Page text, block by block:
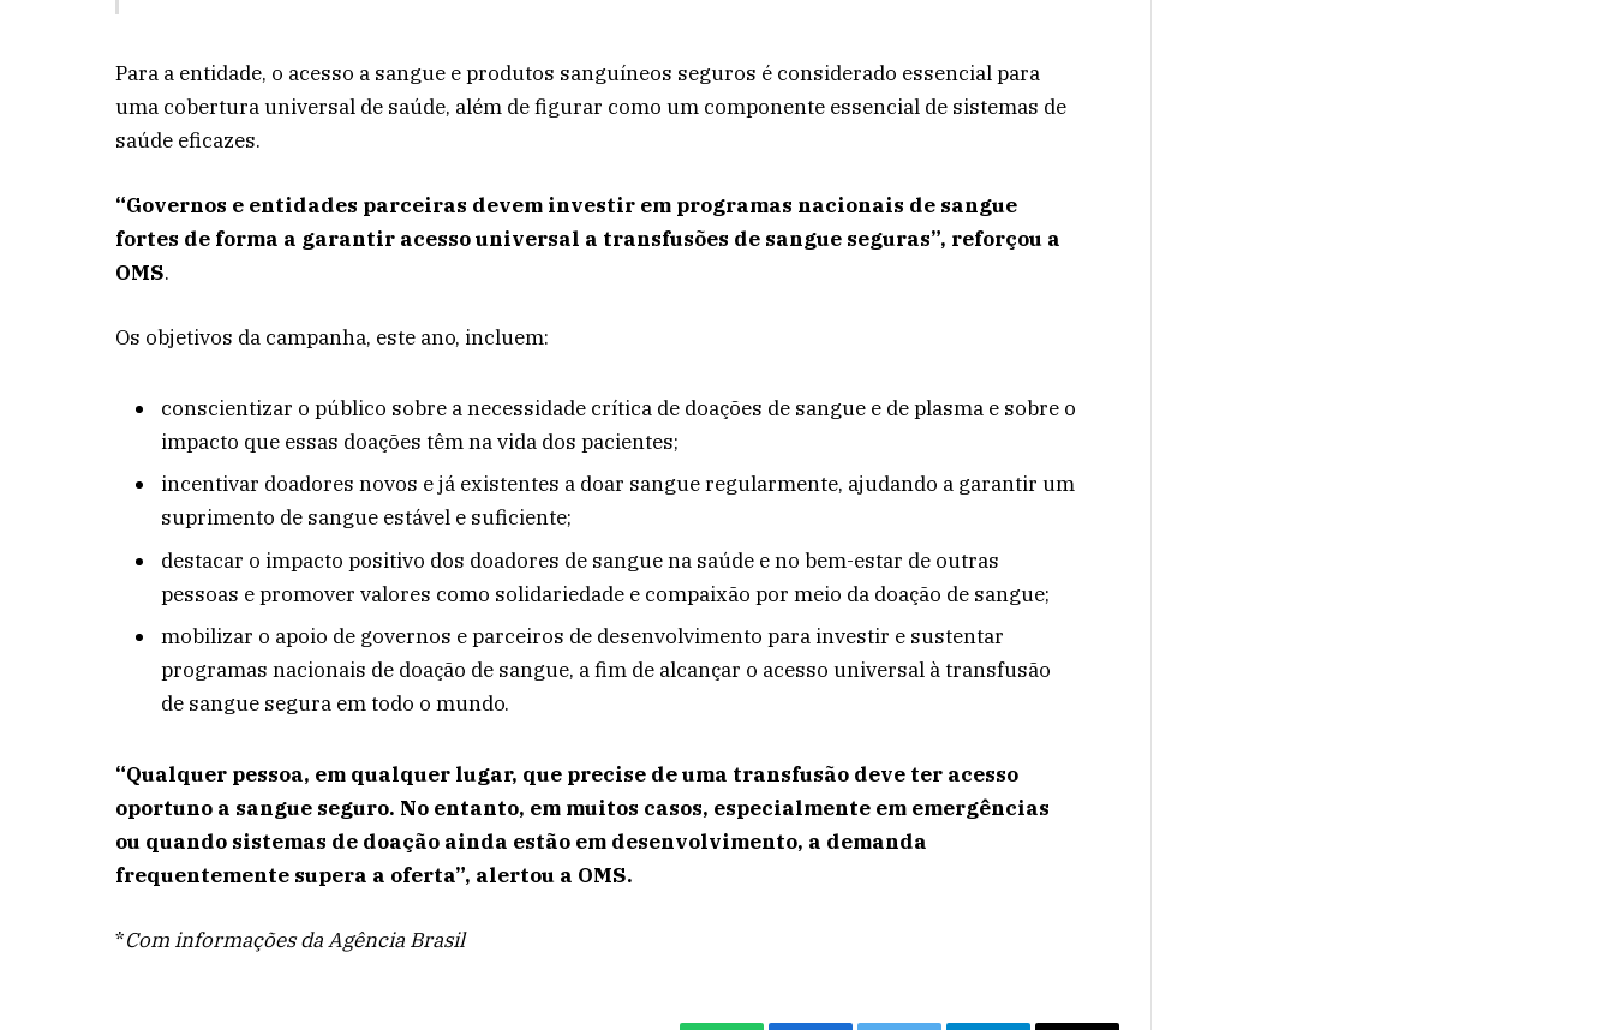
Para a entidade, o acesso a sangue e produtos sanguíneos seguros é considerado essencial para
uma cobertura universal de saúde, além de figurar como um componente essencial de sistemas de
saúde eficazes.
“Governos e entidades parceiras devem investir em programas nacionais de sangue
fortes de forma a garantir acesso universal a transfusões de sangue seguras”, reforçou a
OMS.
Os objetivos da campanha, este ano, incluem:
conscientizar o público sobre a necessidade crítica de doações de sangue e de plasma e sobre o
impacto que essas doações têm na vida dos pacientes;
incentivar doadores novos e já existentes a doar sangue regularmente, ajudando a garantir um
suprimento de sangue estável e suficiente;
destacar o impacto positivo dos doadores de sangue na saúde e no bem-estar de outras
pessoas e promover valores como solidariedade e compaixão por meio da doação de sangue;
mobilizar o apoio de governos e parceiros de desenvolvimento para investir e sustentar
programas nacionais de doação de sangue, a fim de alcançar o acesso universal à transfusão
de sangue segura em todo o mundo.
“Qualquer pessoa, em qualquer lugar, que precise de uma transfusão deve ter acesso
oportuno a sangue seguro. No entanto, em muitos casos, especialmente em emergências
ou quando sistemas de doação ainda estão em desenvolvimento, a demanda
frequentemente supera a oferta”, alertou a OMS.
*Com informações da Agência Brasil